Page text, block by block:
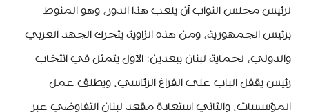
لرئيس مجلس النواب أن يلعب هذا الدور، وهو المنوط
برئيس الجمهورية، ومن هذه الزاوية يتحرك الجهد العربي
والدولي، لحماية لبنان ببعدين: الأول يتمثل في انتخاب
رئيس يقفل الباب على الفراغ الرئاسي، ويطلق عمل
المؤسسات، والثاني استعادة مقعد لبنان التفاوضي عبر